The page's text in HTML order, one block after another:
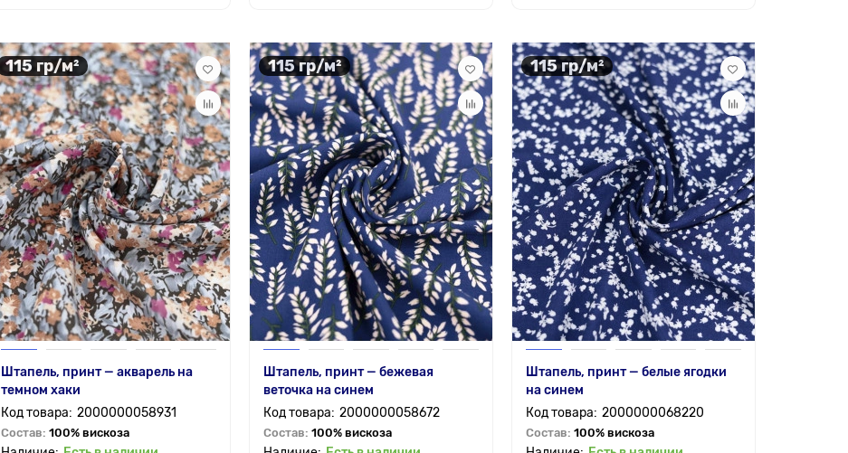
115 гр/м²
Штапель, принт — акварель на
темном хаки
2000000058931
Состав: 100% вискоза
115 гр/м²
Штапель, принт — бежевая
веточка на синем
2000000058672
Состав: 100% вискоза
115 гр/м²
Штапель, принт — белые ягодки
на синем
2000000068220
Состав: 100% вискоза